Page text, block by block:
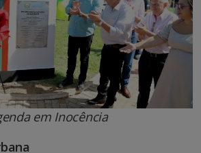
em Inocência